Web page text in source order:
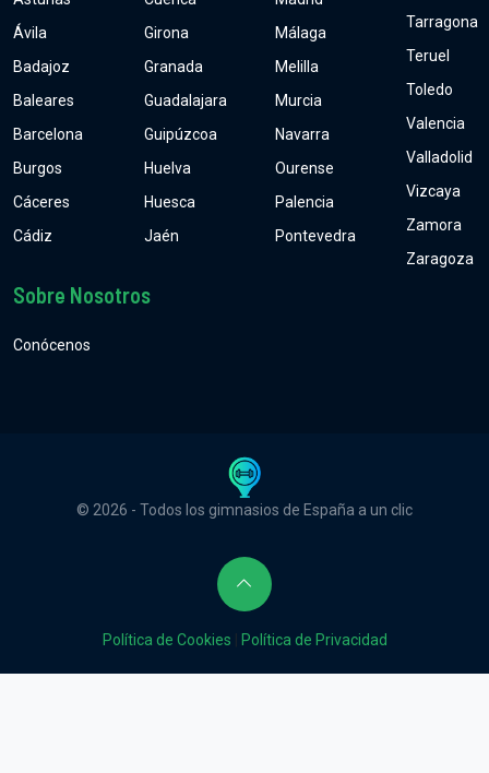
Ávila
Badajoz
Baleares
Barcelona
Burgos
Cáceres
Cádiz
Girona
Granada
Guadalajara
Guipúzcoa
Huelva
Huesca
Jaén
Málaga
Melilla
Murcia
Navarra
Ourense
Palencia
Pontevedra
Tarragona
Teruel
Toledo
Valencia
Valladolid
Vizcaya
Zamora
Zaragoza
Sobre Nosotros
Conócenos
© 2026 - Todos los gimnasios de España a un clic
Política de Cookies Política de Privacidad